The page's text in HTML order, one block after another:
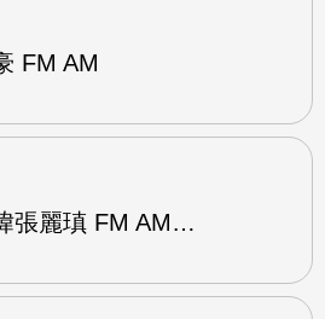
FM AM
張麗瑱 FM AM…